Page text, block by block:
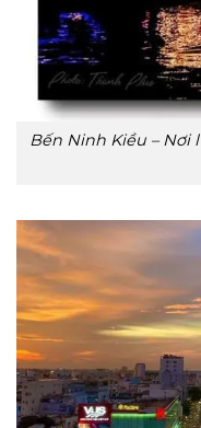
Bến Ninh Kiều – Nơi